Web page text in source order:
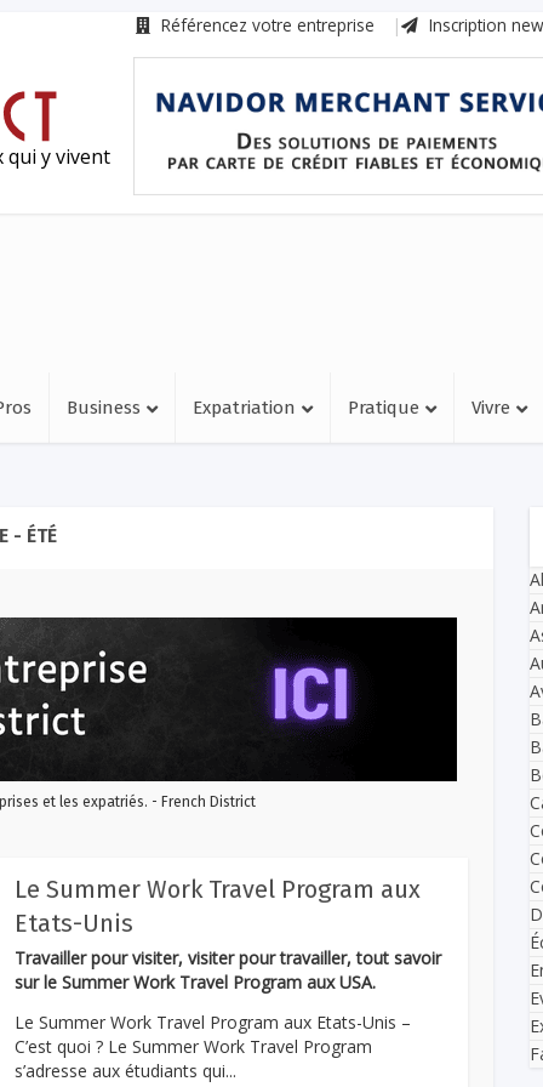
Référencez votre entreprise Inscription
qui y vivent
Business Expatriation Pratique Vivre
- ÉTÉ
et les expatriés. - French District
Le Summer Work Travel Program aux
Etats-Unis
Travailler pour visiter, visiter pour travailler, tout savoir
sur le Summer Work Travel Program aux USA.
Le Summer Work Travel Program aux Etats-Unis –
C’est quoi ? Le Summer Work Travel Program
s’adresse aux étudiants qui...